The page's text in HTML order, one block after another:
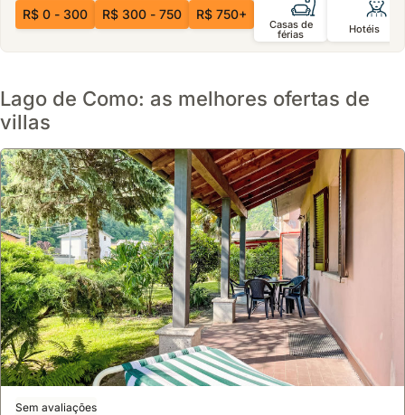
R$ 0 - 300 R$ 300 - 750 R$ 750+
Casas de
férias Hotéis
Lago de Como: as melhores ofertas de
villas
Sem avaliações